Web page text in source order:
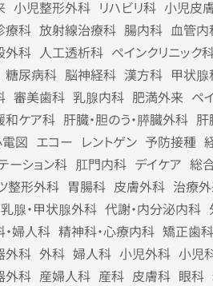
小児整形外科 リハビリ科 小児皮
療科 放射線治療科 腸内科 血管内
外科 人工透析科 ペインクリニック
糖尿病科 脳神経科 漢方科 甲状腺
審美歯科 乳腺内科 肥満外来 ペ
和ケア科 肝臓・胆のう・膵臓外科 肝
図 エコー レントゲン 予防接種
ーション科 肛門内科 デイケア 総
整形外科 胃腸科 皮膚外科 治療
乳腺・甲状腺外科 代謝・内分泌内科
婦人科 精神科・心療内科 矯正歯科
外科 外科 婦人科 小児外科 小児
外科 産婦人科 産科 皮膚科 眼科